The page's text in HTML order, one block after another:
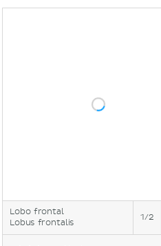
Lobo frontal
Lobus frontalis
1/2